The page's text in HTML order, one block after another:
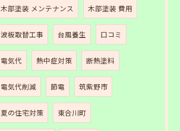
木部塗装 メンテナンス 木部塗装 費用
波板取替工事 台風養生 口コミ
電気代 熱中症対策 断熱塗料
電気代削減 節電 筑紫野市
夏の住宅対策 東合川町